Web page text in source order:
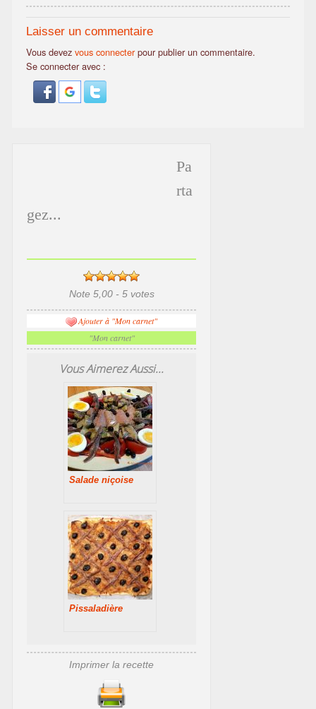
Laisser un commentaire
Vous devez vous connecterpour publier un commentaire.
Se connecter avec :
Pa
rta
gez...
Note 5,00 - 5 votes
Ajouter à "Mon carnet"
"Mon carnet"
Vous Aimerez Aussi...
Salade niçoise
Pissaladière
Imprimer la recette